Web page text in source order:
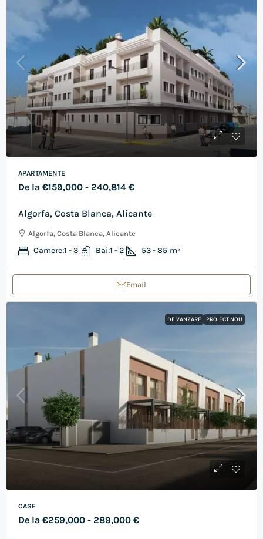
APARTAMENTE
De la €159,000 - 240,814 €
Algorfa, Costa Blanca, Alicante
Algorfa, Costa Blanca, Alicante
Camere:1 - 3 Bai:1 - 2 53 - 85 m²
Email
DE VANZARE PROIECT NOU
CASE
De la €259,000 - 289,000 €